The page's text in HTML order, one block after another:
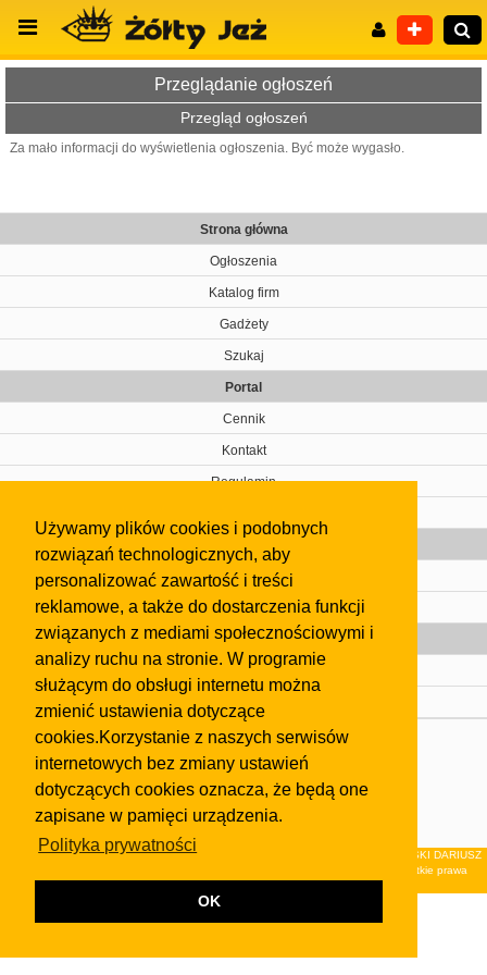
Używamy plików cookies i podobnych
rozwiązań technologicznych, aby
personalizować zawartość i treści
reklamowe, a także do dostarczenia funkcji
związanych z mediami społecznościowymi i
analizy ruchu na stronie. W programie
służącym do obsługi internetu można
zmienić ustawienia dotyczące
cookies.Korzystanie z naszych serwisów
internetowych bez zmiany ustawień
dotyczących cookies oznacza, że będą one
zapisane w pamięci urządzenia.
Polityka prywatności
OK
Przeglądanie ogłoszeń
Przegląd ogłoszeń
Za mało informacji do wyświetlenia ogłoszenia. Być może wygasło.
Strona główna
Ogłoszenia
Katalog firm
Gadżety
Szukaj
Portal
Cennik
Kontakt
Regulamin
Gazeta
Olkusz
Kontakt
Strefa dla biznesu
Biura nieruchomości
Dealerzy i autokomisy
Skontaktuj się z nami
regulaminuiPolityki Prywatności.
Klauzula FB
© 2026Wydawnictwo NEON sp. z o.o. (dawniej: FIRMA NEON MAREK KLUCZEWSKI DARIUSZ
KRAWCZYK s.c.) z siedzibą w Olkuszu, ul.Żuradzka 15, 32-300 Olkusz . Wszystkie prawa